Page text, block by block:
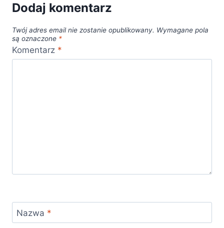
Dodaj komentarz
Twój adres email nie zostanie opublikowany. Wymagane pola
są oznaczone *
Komentarz *
Nazwa *